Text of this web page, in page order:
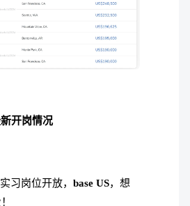
开岗情况
习岗位开放， base US，想